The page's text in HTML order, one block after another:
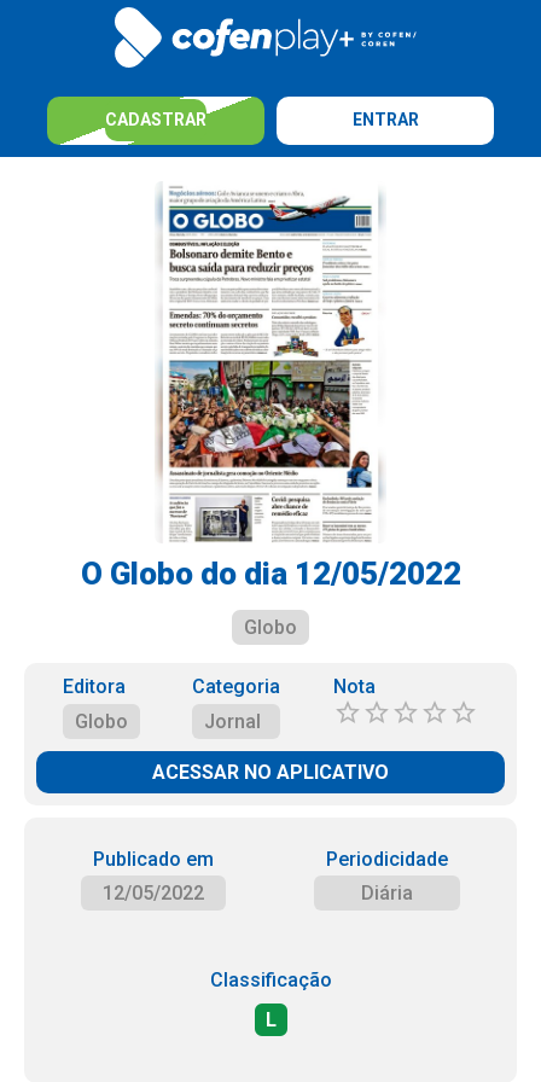
CADASTRAR ENTRAR
O Globo do dia 12/05/2022
Globo
Editora
Globo
Categoria
Jornal
Nota
ACESSAR NO APLICATIVO
Publicado em
12/05/2022
Periodicidade
Diária
Classificação
L